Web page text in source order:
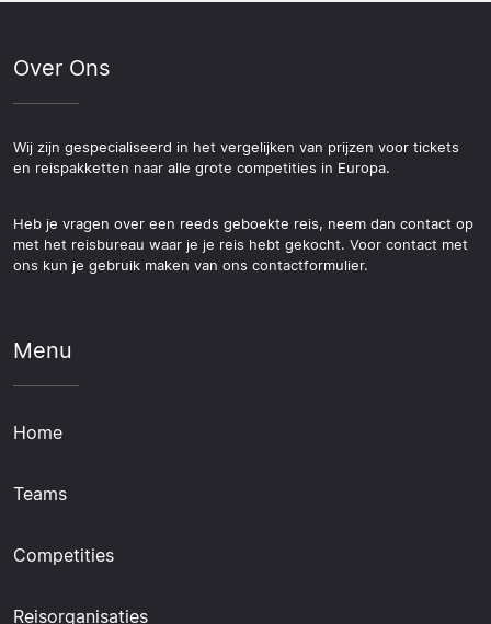
Over Ons
Wij zijn gespecialiseerd in het vergelijken van prijzen voor tickets
en reispakketten naar alle grote competities in Europa.
Heb je vragen over een reeds geboekte reis, neem dan contact op
met het reisbureau waar je je reis hebt gekocht. Voor contact met
ons kun je gebruik maken van ons contactformulier.
Menu
Home
Teams
Competities
Reisorganisaties